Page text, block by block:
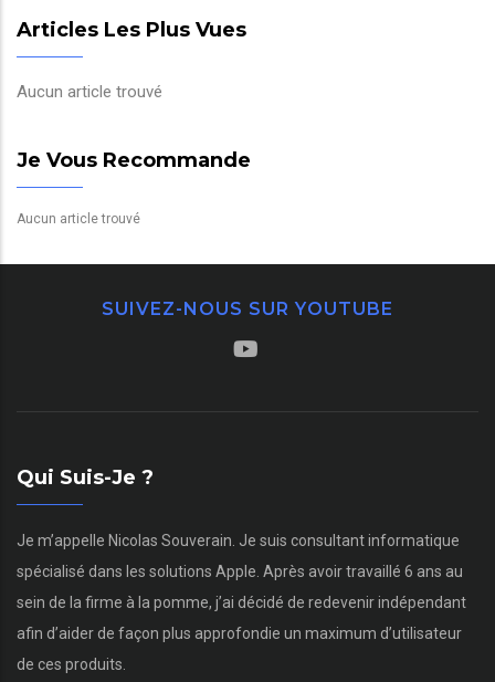
Articles Les Plus Vues
Aucun article trouvé
Je Vous Recommande
Aucun article trouvé
SUIVEZ-NOUS SUR YOUTUBE
Qui Suis-Je ?
Je m’appelle Nicolas Souverain. Je suis consultant informatique
spécialisé dans les solutions Apple. Après avoir travaillé 6 ans au
sein de la firme à la pomme, j’ai décidé de redevenir indépendant
afin d’aider de façon plus approfondie un maximum d’utilisateur
de ces produits.